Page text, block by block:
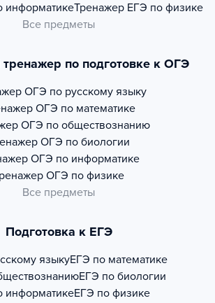
информатикеТренажер ЕГЭ по физике
Все предметы
по подготовке к ОГЭ
ОГЭ по русскому языку
ОГЭ по математике
ОГЭ по обществознанию
ОГЭ по биологии
ОГЭ по информатике
ОГЭ по физике
Все предметы
Подготовка к ЕГЭ
языкуЕГЭ по математике
ЕГЭ по биологии
информатикеЕГЭ по физике